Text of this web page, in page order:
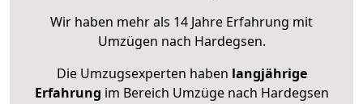
Wir haben mehr als 14 Jahre Erfahrung mit
Umzügen nach Hardegsen.
Die Umzugsexperten haben langjährige
Erfahrung im Bereich Umzüge nach Hardegsen